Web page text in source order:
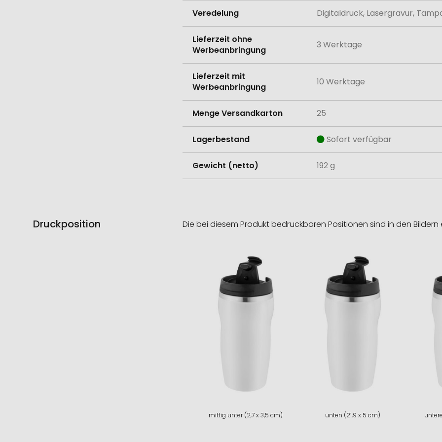
Veredelung Digitaldruck, Lasergravur,
Lieferzeit ohne
Werbeanbringung
3 Werktage
Lieferzeit mit
Werbeanbringung
10 Werktage
Menge Versandkarton 25
Lagerbestand Sofort verfügbar
Gewicht (netto) 192 g
Druckposition Die bei diesem Produkt bedruckbaren Positionen sind in den
mittig unter (2,7 x 3,5 cm) unten (21,9 x 5 cm)